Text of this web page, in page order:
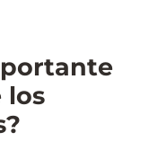
los